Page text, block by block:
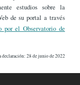
estudios sobre la
de su portal a través
por el Observatorio de
28 de junio de 2022